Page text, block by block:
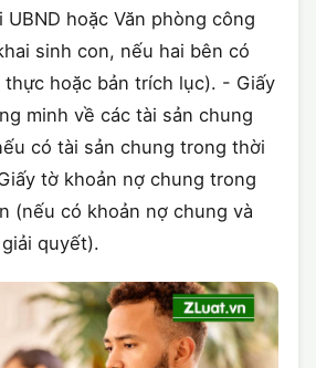
hoặc Văn phòng công
sinh con, nếu hai bên có
hoặc bản trích lục). - Giấy
minh về các tài sản chung
có tài sản chung trong thời
tờ khoản nợ chung trong
(nếu có khoản nợ chung và
quyết).